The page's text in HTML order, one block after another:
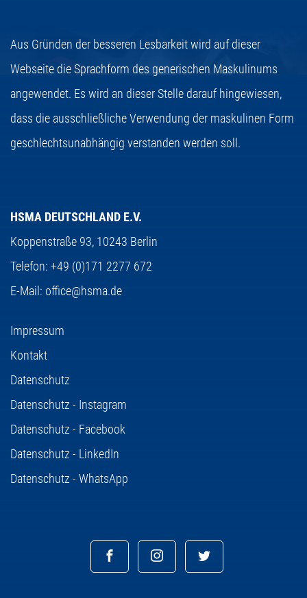
Aus Gründen der besseren Lesbarkeit wird auf dieser
Webseite die Sprachform des generischen Maskulinums
angewendet. Es wird an dieser Stelle darauf hingewiesen,
dass die ausschließliche Verwendung der maskulinen Form
geschlechtsunabhängig verstanden werden soll.
HSMA DEUTSCHLAND E.V.
Koppenstraße 93, 10243 Berlin
Telefon: +49 (0)171 2277 672
E-Mail: office@hsma.de
Impressum
Kontakt
Datenschutz
Datenschutz - Instagram
Datenschutz - Facebook
Datenschutz - LinkedIn
Datenschutz - WhatsApp